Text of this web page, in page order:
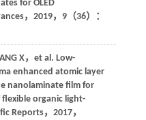
for OLED
， 2019， 9（36）：
X， et al. Low-
enhanced atomic layer
nanolaminate film for
organic light-
Reports， 2017，